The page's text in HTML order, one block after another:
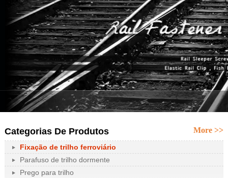
Categorias De Produtos More >>
Fixação de trilho ferroviário
Parafuso de trilho dormente
Prego para trilho